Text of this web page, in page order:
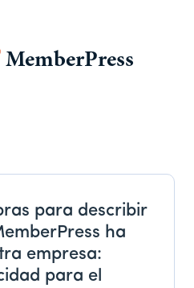
MemberPress
para describir
ha
empresa:
para el